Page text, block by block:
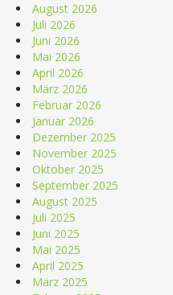
August 2026
Juli 2026
Juni 2026
Mai 2026
April 2026
März 2026
Februar 2026
Januar 2026
Dezember 2025
November 2025
Oktober 2025
September 2025
August 2025
Juli 2025
Juni 2025
Mai 2025
April 2025
März 2025